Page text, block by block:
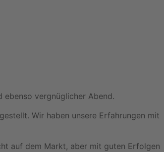
vergnüglicher Abend.
Wir haben unsere Erfahrungen mit
auf dem Markt, aber mit guten Erfolgen